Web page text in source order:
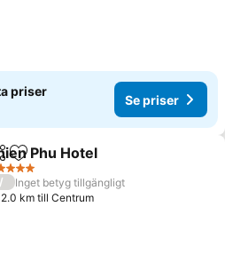
priser
Se priser
Lägg till i Mina Favoriter
Phu Hotel
/
Inget betyg tillgängligt
2.0 km till Centrum